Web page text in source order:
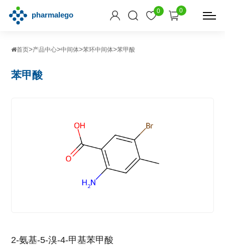
0 0
首页>产品中心>中间体>苯环中间体>苯甲酸
苯甲酸
2-氨基-5-溴-4-甲基苯甲酸